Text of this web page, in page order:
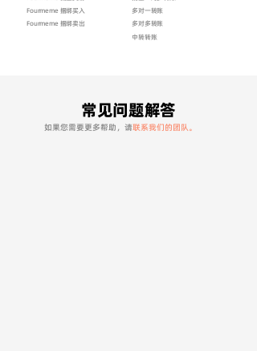
Fourmeme 捆绑买入
Fourmeme 捆绑卖出
多对一转账
多对多转账
中转转账
​常见问题解答
如果您需要更多帮助， 请联系我们的团队。